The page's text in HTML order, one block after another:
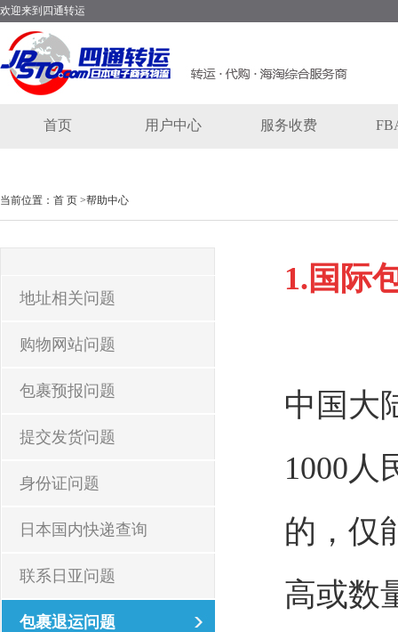
欢迎来到四通转运
首页 用户中心 服务收费
当前位置： 首 页 >帮助中心
地址相关问题
购物网站问题
包裹预报问题
提交发货问题
身份证问题
日本国内快递查询
联系日亚问题
包裹退运问题
1.国际
中国大
1000人
的，仅
高或数